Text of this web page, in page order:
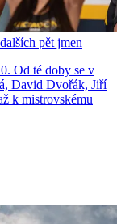
pět jmen
Od té doby se v
David Dvořák, Jiří
k mistrovskému